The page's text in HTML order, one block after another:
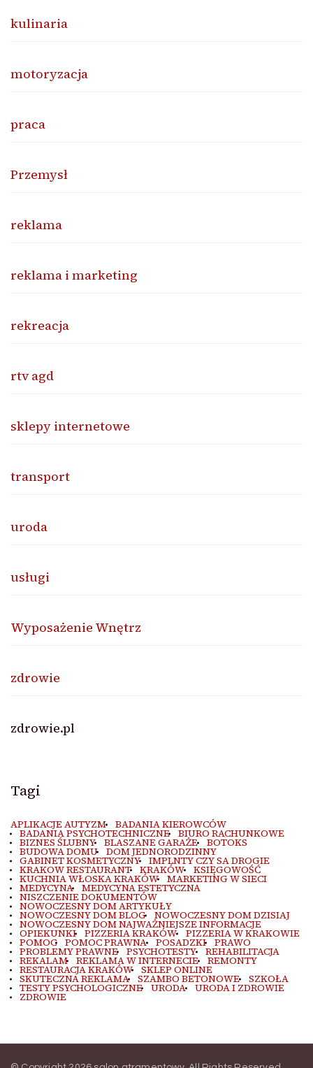
kulinaria
motoryzacja
praca
Przemysł
reklama
reklama i marketing
rekreacja
rtv agd
sklepy internetowe
transport
uroda
usługi
Wyposażenie Wnętrz
zdrowie
zdrowie.pl
Tagi
APLIKACJE AUTYZM BADANIA KIEROWCÓW
BADANIA PSYCHOTECHNICZNE BIURO RACHUNKOWE
BIZNES ŚLUBNY BLASZANE GARAŻE BOTOKS
BUDOWA DOMU DOM JEDNORODZINNY
GABINET KOSMETYCZNY IMPLNTY CZY SA DROGIE
KRAKOW RESTAURANT KRAKÓW KSIĘGOWOŚĆ
KUCHNIA WŁOSKA KRAKÓW MARKETING W SIECI
MEDYCYNA MEDYCYNA ESTETYCZNA
NISZCZENIE DOKUMENTÓW
NOWOCZESNY DOM ARTYKUŁY
NOWOCZESNY DOM BLOG NOWOCZESNY DOM DZISIAJ
NOWOCZESNY DOM NAJWAŻNIEJSZE INFORMACJE
OPIEKUNKI PIZZERIA KRAKÓW PIZZERIA W KRAKOWIE
POMOC POMOC PRAWNA POSADZKI PRAWO
PROBLEMY PRAWNE PSYCHOTESTY REHABILITACJA
REKALAM REKLAMA W INTERNECIE REMONTY
RESTAURACJA KRAKÓW SKLEP ONLINE
SKUTECZNA REKLAMA SZAMBO BETONOWE SZKOŁA
TESTY PSYCHOLOGICZNE URODA URODA I ZDROWIE
ZDROWIE